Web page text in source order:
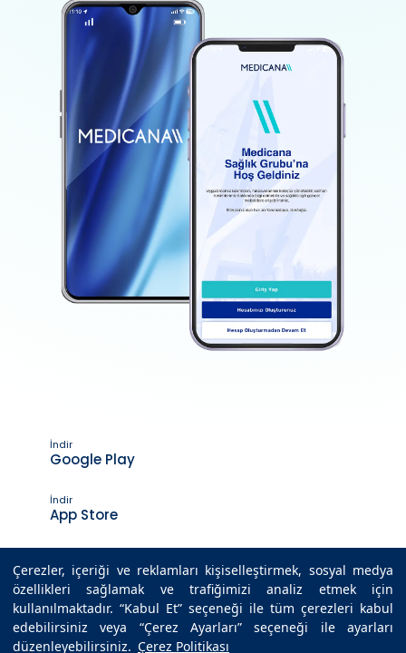
Çerezler, içeriği ve reklamları kişiselleştirmek, sosyal medya
özellikleri sağlamak ve trafiğimizi analiz etmek için
kullanılmaktadır. “Kabul Et” seçeneği ile tüm çerezleri kabul
edebilirsiniz veya “Çerez Ayarları” seçeneği ile ayarları
düzenleyebilirsiniz. Çerez Politikası
İndir
Google Play
İndir
App Store
Son Güncelleme Tarihi : 22.09.2025 20:54